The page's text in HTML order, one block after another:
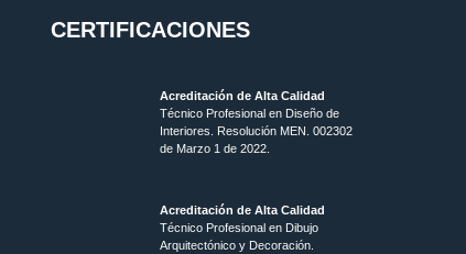
CERTIFICACIONES
Acreditación de Alta Calidad
Técnico Profesional en Diseño de
Interiores. Resolución MEN. 002302
de Marzo 1 de 2022.
Acreditación de Alta Calidad
Técnico Profesional en Dibujo
Arquitectónico y Decoración.